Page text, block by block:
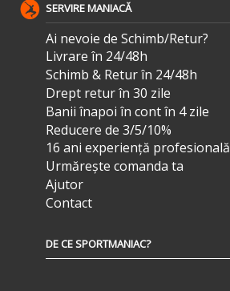
SERVIRE MANIACĂ
Ai nevoie de Schimb/Retur?
Livrare în 24/48h
Schimb & Retur în 24/48h
Drept retur în 30 zile
Banii înapoi în cont în 4 zile
Reducere de 3/5/10%
16 ani experiență profesională
Urmărește comanda ta
Ajutor
Contact
DE CE SPORTMANIAC?